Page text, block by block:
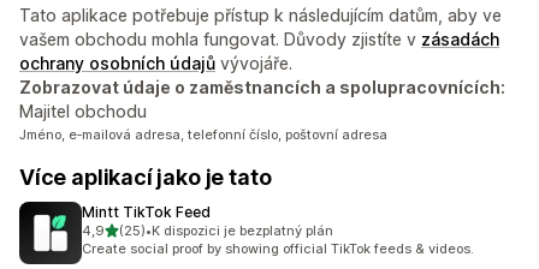
Tato aplikace potřebuje přístup k následujícím datům, aby ve
vašem obchodu mohla fungovat. Důvody zjistíte v zásadách
ochrany osobních údajů vývojáře.
Zobrazovat údaje o zaměstnancích a spolupracovnících:
Majitel obchodu
Jméno, e‑mailová adresa, telefonní číslo, poštovní adresa
Více aplikací jako je tato
Mintt TikTok Feed
4,9z 5 hvězd
(25)
Celkový počet recenzí: 25
•K dispozici je bezplatný plán
Create social proof by showing official TikTok feeds & videos.